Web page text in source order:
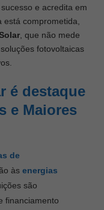
e acredita em
comprometida,
, que não mede
fotovoltaicas
é destaque
e Maiores
de
às energias
são
financiamento